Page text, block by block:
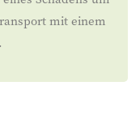
mit einem